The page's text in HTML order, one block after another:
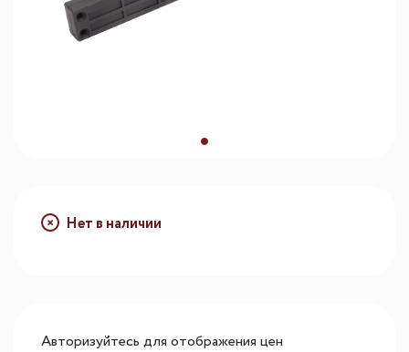
Нет в наличии
Авторизуйтесь для отображения цен